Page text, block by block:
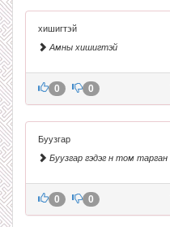
хишигтэй
Амны хишигтэй
0 0
Буузгар
Буузгар гэдэг н том тарган
0 0